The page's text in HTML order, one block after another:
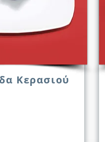
Κερασιού